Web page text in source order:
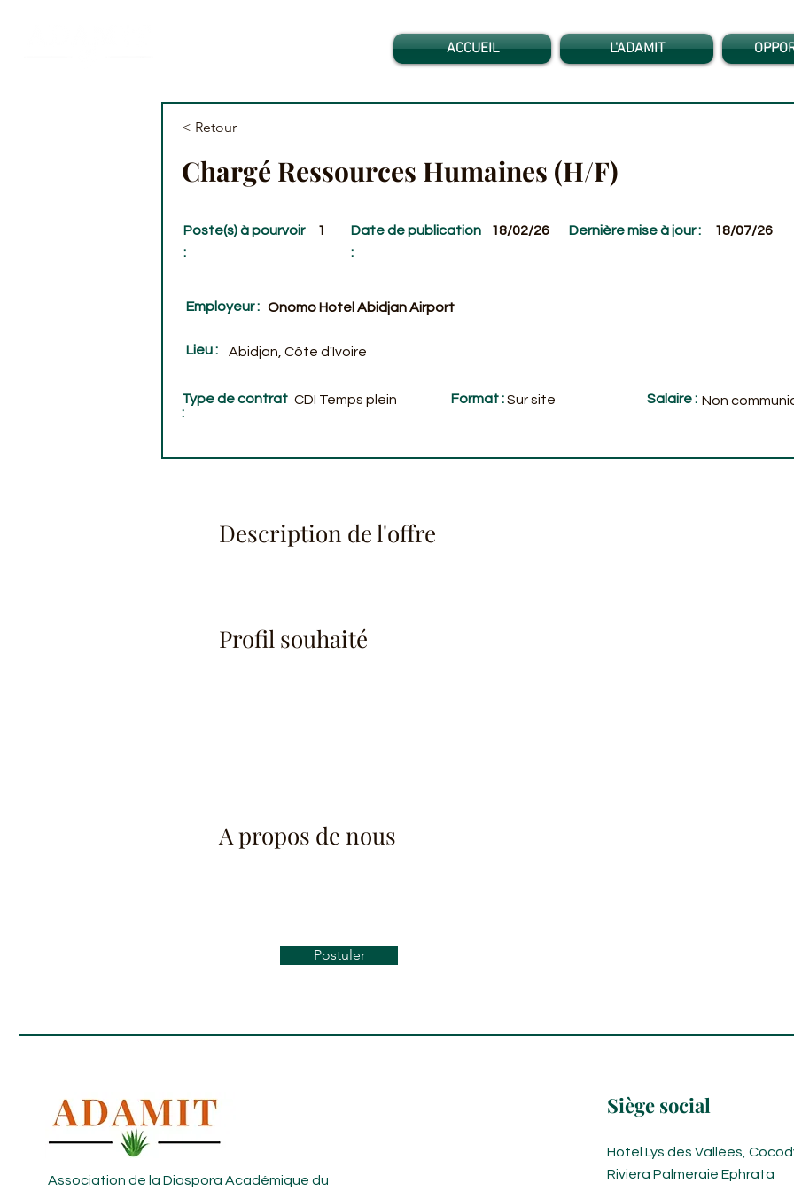
ACCUEIL L'ADAMIT
< Retour
Chargé Ressources Humaines (H/F)
Poste(s) à pourvoir
:
1
Date de publication
:
18/02/26 Dernière mise à jour : 18/07/26
Employeur : Onomo Hotel Abidjan Airport
Lieu : Abidjan, Côte d'Ivoire
Type de contrat
:
CDI Temps plein Format :Sur site Salaire : Non
Description de l'offre
Profil souhaité
A propos de nous
Postuler
Association de la Diaspora Académique du
Siège social
Hotel Lys des Vallées,
Riviera Palmeraie Ephrata